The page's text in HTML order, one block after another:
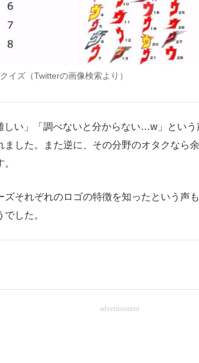
イズ（Twitterの画像検索より）
い」「調べないと分からない…w」という
ました。また逆に、その分野のオタクなら
それぞれのロゴの特徴を知ったという声
した。
advertisement